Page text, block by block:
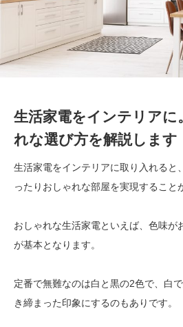
生活家電をインテリアに
れな選び方を解説します
生活家電をインテリアに取り入れると
ったりおしゃれな部屋を実現すること
おしゃれな生活家電といえば、色味が
が基本となります。
定番で無難なのは白と黒の2色で、白
き締まった印象にするのもありです。